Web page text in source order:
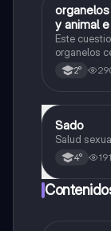
OBiología
y animal
Este
organelos
vegetal) y
2°
Biología
Sado
Salud
4° 191